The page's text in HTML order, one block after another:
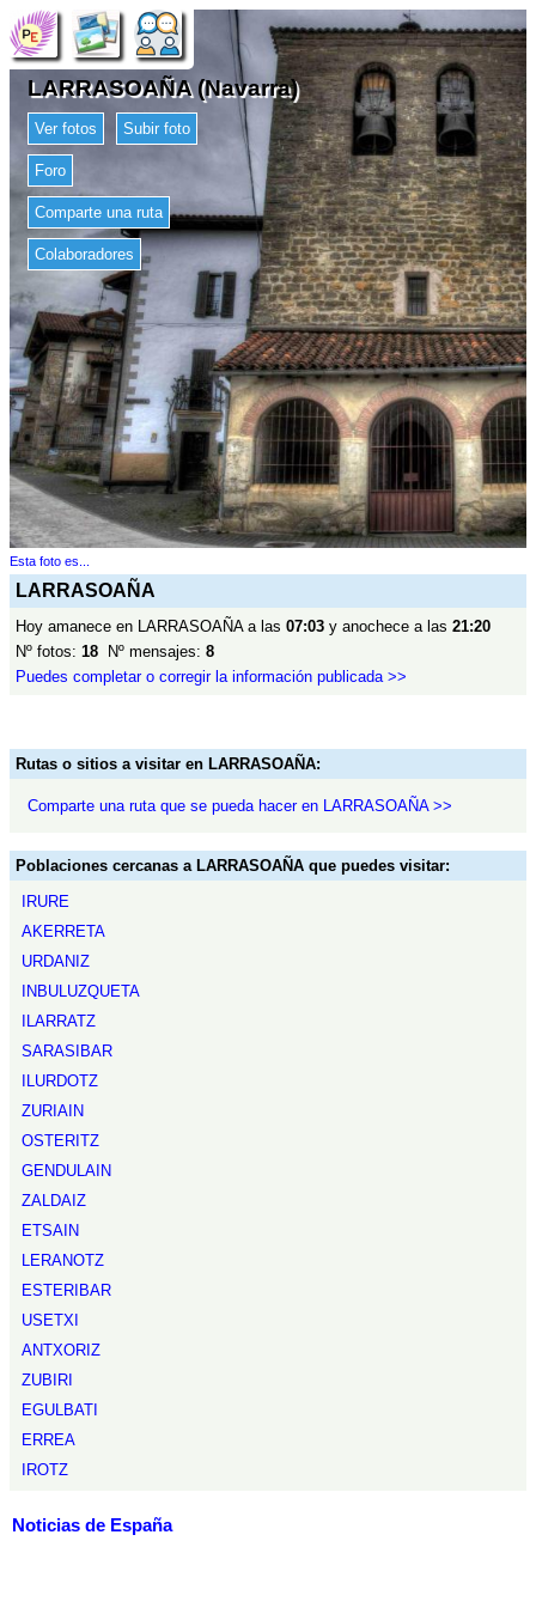
LARRASOAÑA (Navarra)
Ver fotos Subir foto
Foro
Comparte una ruta
Colaboradores
Esta foto es...
LARRASOAÑA
Hoy amanece en LARRASOAÑA a las 07:03 y anochece a las 21:20
Nº fotos: 18 Nº mensajes: 8
Puedes completar o corregir la información publicada >>
Rutas o sitios a visitar en LARRASOAÑA:
Comparte una ruta que se pueda hacer en LARRASOAÑA >>
Poblaciones cercanas a LARRASOAÑA que puedes visitar:
IRURE
AKERRETA
URDANIZ
INBULUZQUETA
ILARRATZ
SARASIBAR
ILURDOTZ
ZURIAIN
OSTERITZ
GENDULAIN
ZALDAIZ
ETSAIN
LERANOTZ
ESTERIBAR
USETXI
ANTXORIZ
ZUBIRI
EGULBATI
ERREA
IROTZ
Noticias de España